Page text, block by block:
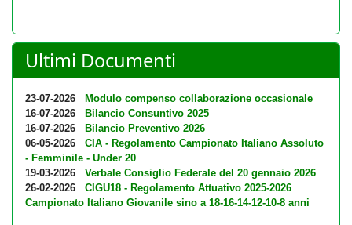
Ultimi Documenti
23-07-2026
Modulo compenso collaborazione occasionale
16-07-2026
Bilancio Consuntivo 2025
16-07-2026
Bilancio Preventivo 2026
06-05-2026
CIA - Regolamento Campionato Italiano Assoluto
- Femminile - Under 20
19-03-2026
Verbale Consiglio Federale del 20 gennaio 2026
26-02-2026
CIGU18 - Regolamento Attuativo 2025-2026
Campionato Italiano Giovanile sino a 18-16-14-12-10-8 anni